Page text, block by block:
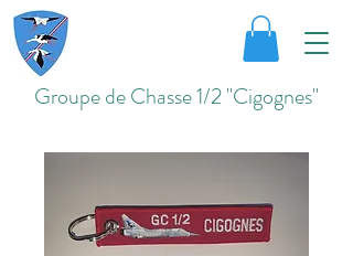
Groupe de Chasse 1/2 "Cigognes"